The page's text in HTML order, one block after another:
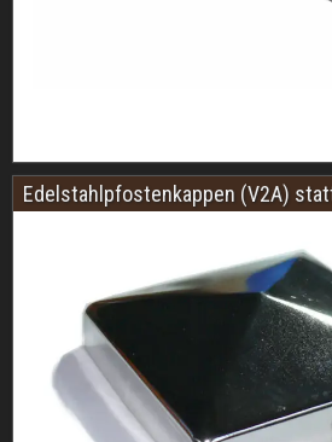
Edelstahlpfostenkappen (V2A)